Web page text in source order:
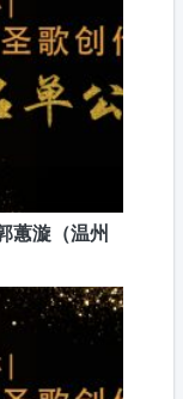
蕙漩（温州